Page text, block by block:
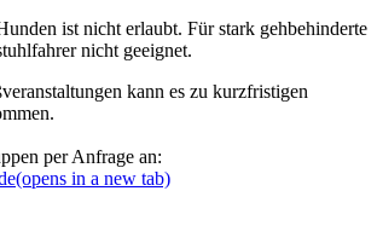
ist nicht erlaubt. Für stark gehbehinderte
nicht geeignet.
kann es zu kurzfristigen
per Anfrage an:
(opens in a new tab)